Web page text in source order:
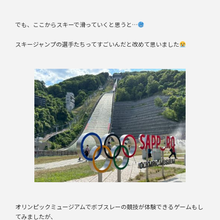
でも、ここからスキーで滑っていくと思うと…
スキージャンプの選手たちってすごいんだと改めて思いました
オリンピックミュージアムでボブスレーの競技が体験できるゲームもし
てみましたが、